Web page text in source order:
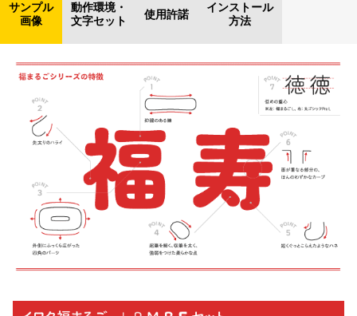
サンプル
画像
動作環境・
文字セット
使用許諾
インストール
方法